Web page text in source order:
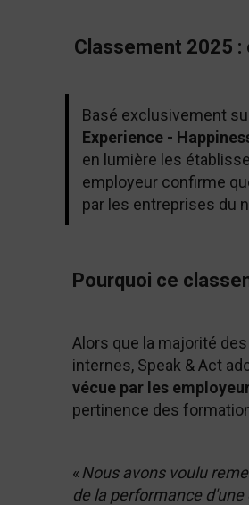
Classement 2025
Basé exclusivement
Experience -
en lumière les
employeur confirme
par les entreprises du
Pourquoi ce
Alors que la majorité
internes, Speak & Act
vécue par les
pertinence des
« Nous avons voulu
de la performance d'une